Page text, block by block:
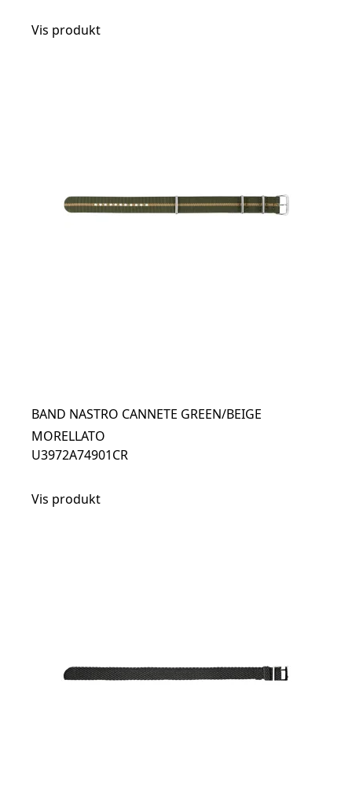
Vis produkt
BAND NASTRO CANNETE GREEN/BEIGE
MORELLATO
U3972A74901CR
Vis produkt